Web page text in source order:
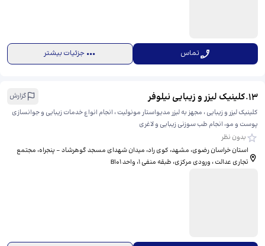
تماس جزئیات بیشتر
13
.کلینیک لیزر و زیبایی نیلوفر
گزارش
کلینیک لیزر و زیبایی ، مجهز به لیزر مدیواستار مونولیت ، انجام انواع خدمات زیبایی و جوانسازی
پوست و مو، انجام طب سوزنی زیبایی و لاغری
بدون نظر
استان خراسان رضوی، مشهد، کوی راد، میدان شهدای مسجد گوهرشاد - پنجراه، ​مجتمع
تجاری عدالت ، ورودی مرکزی، طبقه منفی ۱، واحد B101